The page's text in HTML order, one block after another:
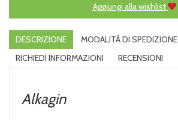
Aggiungi alla wishlist
DESCRIZIONE
MODALITÀ DI SPEDIZIONE
RICHIEDI INFORMAZIONI
RECENSIONI
Alkagin